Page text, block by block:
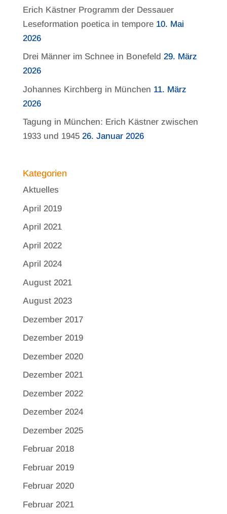
Erich Kästner Programm der Dessauer
Leseformation poetica in tempore 10. Mai
2026
Drei Männer im Schnee in Bonefeld 29. März
2026
Johannes Kirchberg in München 11. März
2026
Tagung in München: Erich Kästner zwischen
1933 und 1945 26. Januar 2026
Kategorien
Aktuelles
April 2019
April 2021
April 2022
April 2024
August 2021
August 2023
Dezember 2017
Dezember 2019
Dezember 2020
Dezember 2021
Dezember 2022
Dezember 2024
Dezember 2025
Februar 2018
Februar 2019
Februar 2020
Februar 2021